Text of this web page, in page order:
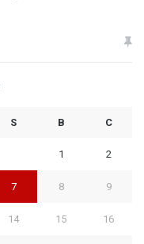
S B C
1 2
7 8 9
14 15 16